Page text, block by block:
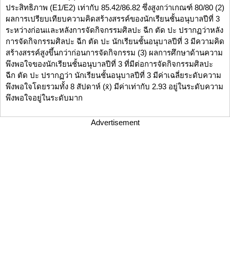
ประสิทธิภาพ (E1/E2) เท่ากับ 85.42/86.82 ซึ่งสูงกว่าเกณฑ์ 80/80 (2)
ผลการเปรียบเทียบความคิดสร้างสรรค์ของนักเรียนชั้นอนุบาลปีที่ 3
ระหว่างก่อนและหลังการจัดกิจกรรมศิลปะ ฉีก ตัด ปะ ปรากฏว่าหลัง
การจัดกิจกรรมศิลปะ ฉีก ตัด ปะ นักเรียนชั้นอนุบาลปีที่ 3 มีความคิด
สร้างสรรค์สูงขึ้นกว่าก่อนการจัดกิจกรรม (3) ผลการศึกษาด้านความ
พึงพอใจของนักเรียนชั้นอนุบาลปีที่ 3 ที่มีต่อการจัดกิจกรรมศิลปะ
ฉีก ตัด ปะ ปรากฏว่า นักเรียนชั้นอนุบาลปีที่ 3 มีค่าเฉลี่ยระดับความ
พึงพอใจโดยรวมทั้ง 8 สัปดาห์ (x̄) มีค่าเท่ากับ 2.93 อยู่ในระดับความ
พึงพอใจอยู่ในระดับมาก
Advertisement